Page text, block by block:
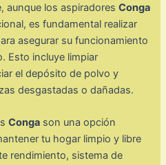
aunque los aspiradoresConga
es fundamental realizar
asegurar su funcionamiento
Esto incluye limpiar
el depósito de polvo y
desgastadas o dañadas.
Conga son una opción
tu hogar limpio y libre
rendimiento, sistema de